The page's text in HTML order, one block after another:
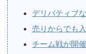
デリバティブ
売りからでも
チーム戦が開